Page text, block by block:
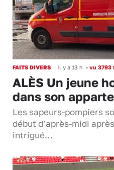
FAITS DIVERS Il y a 13 h • vu 3793
ALÈS Un jeune
dans son
Les sapeurs-pompiers
début d’après-midi
intrigué…